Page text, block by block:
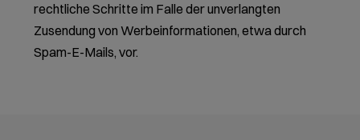
rechtliche Schritte im Falle der unverlangten
Zusendung von Werbeinformationen, etwa durch
Spam-E-Mails, vor.